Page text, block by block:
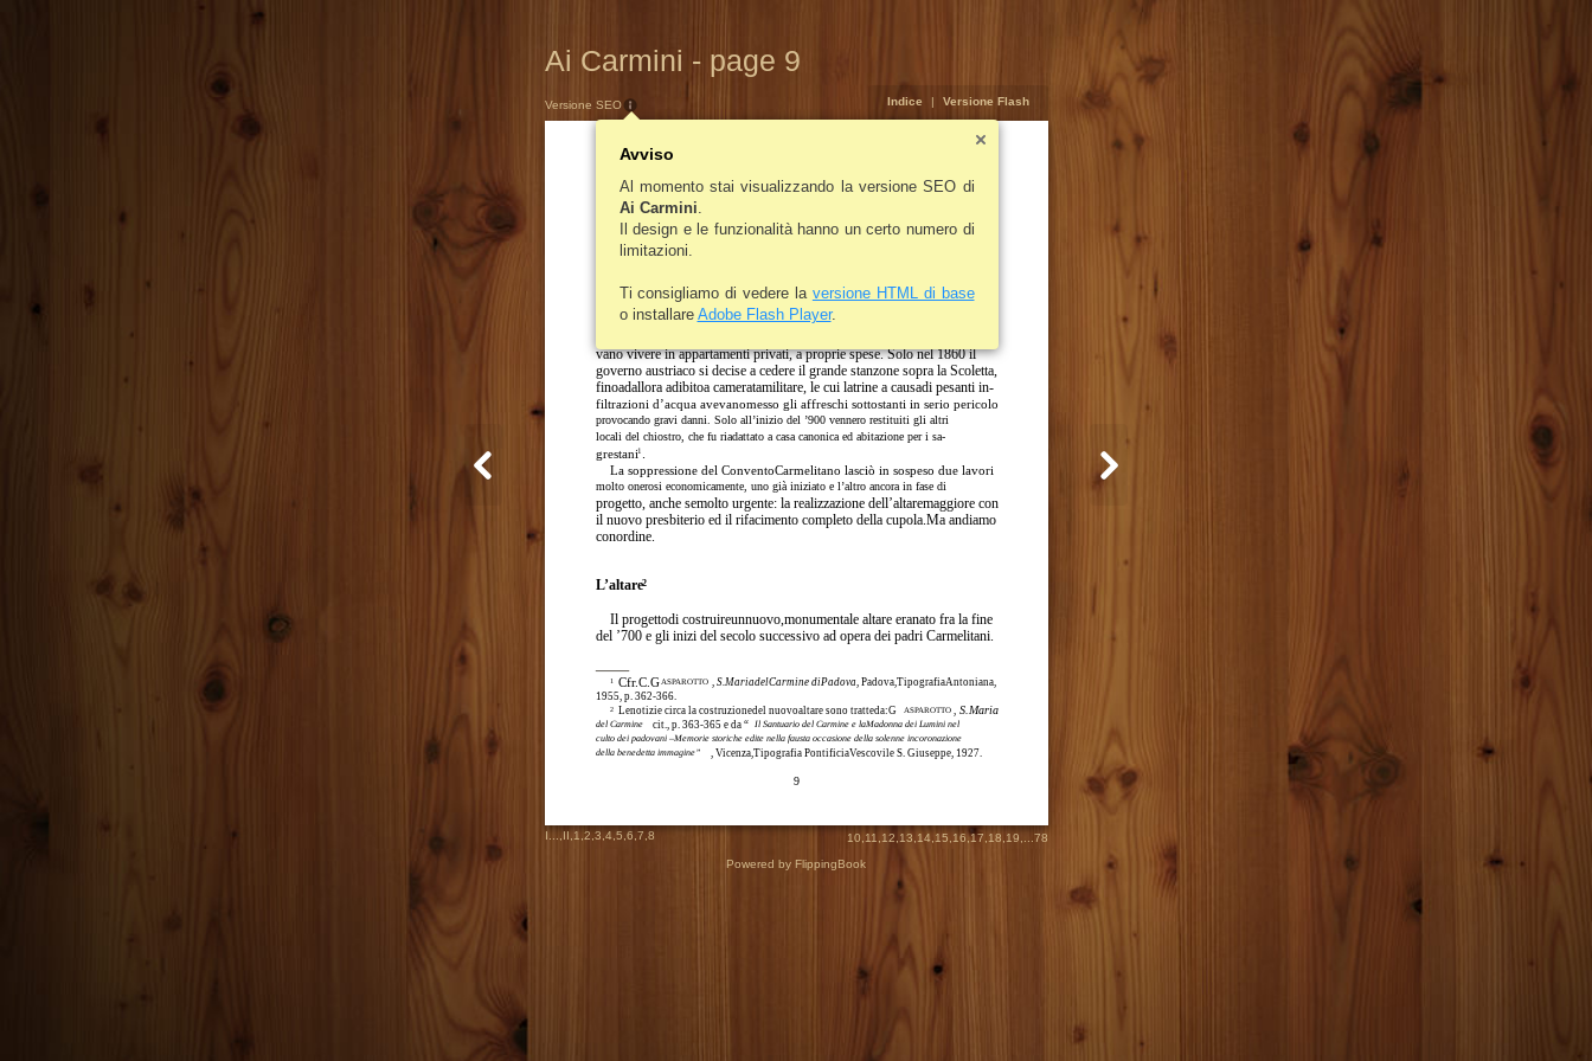
Ai Carmini - page 9
Gli inizi
I primi tempi non furono affatto facili: con la chiesa di SanGiacomo se
ne andò anche la canonica, insieme apartedel beneficioparrocchiale (l’in-
vento carmelitano fudestinato a caserma,mentre la parrocchia –oltre alla
Chiesa e alla Sagrestia – conservava unicamente il piano terra del chiostro
con le stanze annesse, cioè la Scoletta e la Sala del Capitolo, nella cui cap-
vano vivere in appartamenti privati, a proprie spese. Solo nel 1860 il
governo austriaco si decise a cedere il grande stanzone sopra la Scoletta,
finoadallora adibitoa cameratamilitare, le cui latrine a causadi pesanti in-
filtrazioni d’acqua avevanomesso gli affreschi sottostanti in serio pericolo
provocando gravi danni. Solo all’inizio del ’900 vennero restituiti gli altri
locali del chiostro, che fu riadattato a casa canonica ed abitazione per i sa-
grestani1
La soppressione del ConventoCarmelitano lasciò in sospeso due lavori
molto onerosi economicamente, uno già iniziato e l’altro ancora in fase di
progetto, anche semolto urgente: la realizzazione dell’altaremaggiore con
il nuovo presbiterio ed il rifacimento completo della cupola.Ma andiamo
conordine.
L’altare2
Il progettodi costruireunnuovo,monumentale altare eranato fra la fine
del ’700 e gli inizi del secolo successivo ad opera dei padri Carmelitani.
9
1 Cfr.C.G ASPAROTTO S.MariadelCarmine diPadova , Padova,TipografiaAntoniana,
1955, p. 362-366.
2 Lenotizie circa la costruzionedel nuovoaltare sono tratteda:G ASPAROTTO S.Maria
del Carmine cit., p. 363-365 e da “
Il Santuario del Carmine e laMadonna dei Lumini nel
culto dei padovani –Memorie storiche edite nella fausta occasione della solenne incoronazione
della benedetta immagine”
, Vicenza,Tipografia PontificiaVescovile S. Giuseppe, 1927.
Versione SEO
Avviso
Al momento stai visualizzando la versione SEO di
Ai Carmini
Il design e le funzionalità hanno un certo numero di
limitazioni.
Ti consigliamo di vedere la versione HTML di base
o installare Adobe Flash Player.
Indice | Versione Flash
I II 1 2 3 4, 5 6 7 8 10 11 12 13 14, 15 16,17 18 19
78
Powered by FlippingBook